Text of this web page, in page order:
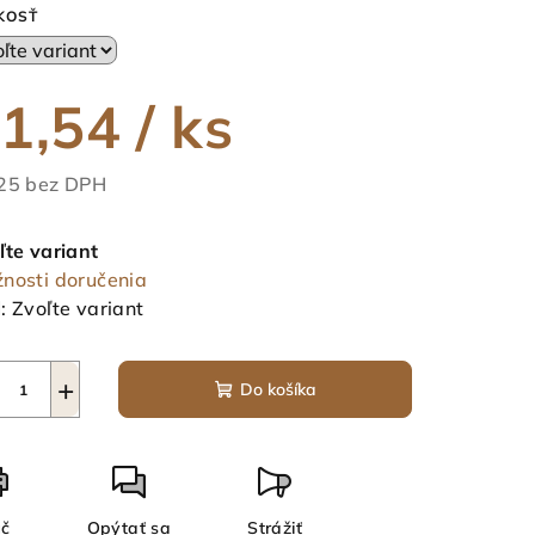
/ ks
bez DPH
variant
doručenia
Zvoľte variant
+ Do košíka
Opýtať sa Strážiť